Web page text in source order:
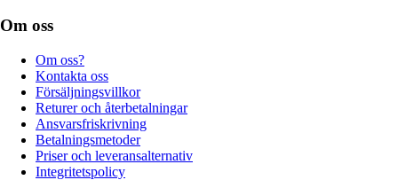
Om oss
Om oss?
Kontakta oss
Försäljningsvillkor
Returer och återbetalningar
Ansvarsfriskrivning
Betalningsmetoder
Priser och leveransalternativ
Integritetspolicy